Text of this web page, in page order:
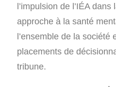
l’impulsion de l’IÉA dans
approche à la santé
l’ensemble de la société
placements de
tribune.